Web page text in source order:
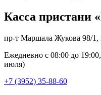
Касса пристани
пр-т Маршала Жукова 98/
Ежедневно с 08:00 до
июля)
+7 (3952) 35-88-60